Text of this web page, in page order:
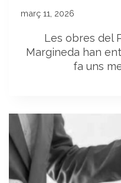
març 11, 2026
Les obres del
Margineda han
fa uns